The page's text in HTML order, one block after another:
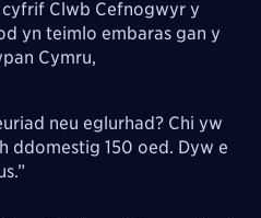
Clwb Cefnogwyr y
yn teimlo embaras gan y
Cymru,
neu eglurhad? Chi yw
ddomestig 150 oed. Dyw e